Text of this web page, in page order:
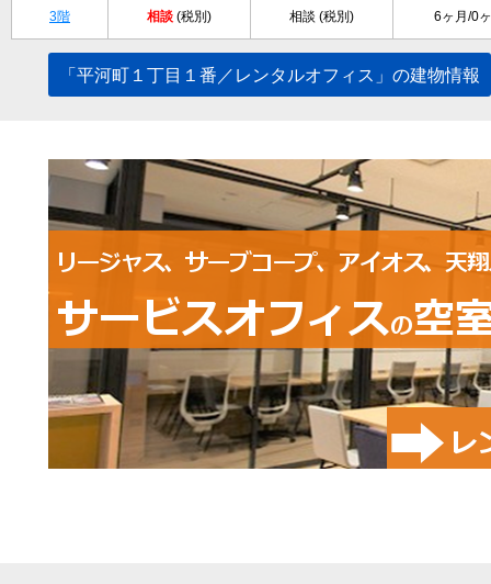
3階 相談 (税別) 相談 (税別) 6ヶ月/0
「平河町１丁目１番／レンタルオフィス」の建物情報